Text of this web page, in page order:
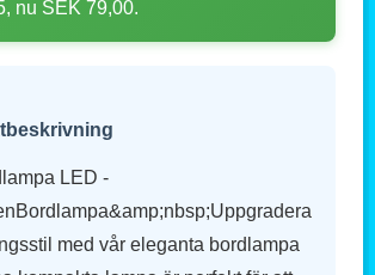
nu SEK 79,00.
LED -
med vår eleganta bordlampa